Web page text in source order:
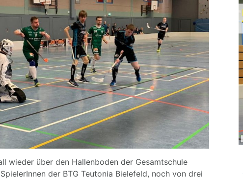
wieder über den Hallenboden der Gesamtschule
der BTG Teutonia Bielefeld, noch von drei